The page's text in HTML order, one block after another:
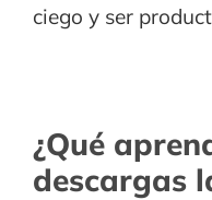
ciego y ser
¿Qué
descargas